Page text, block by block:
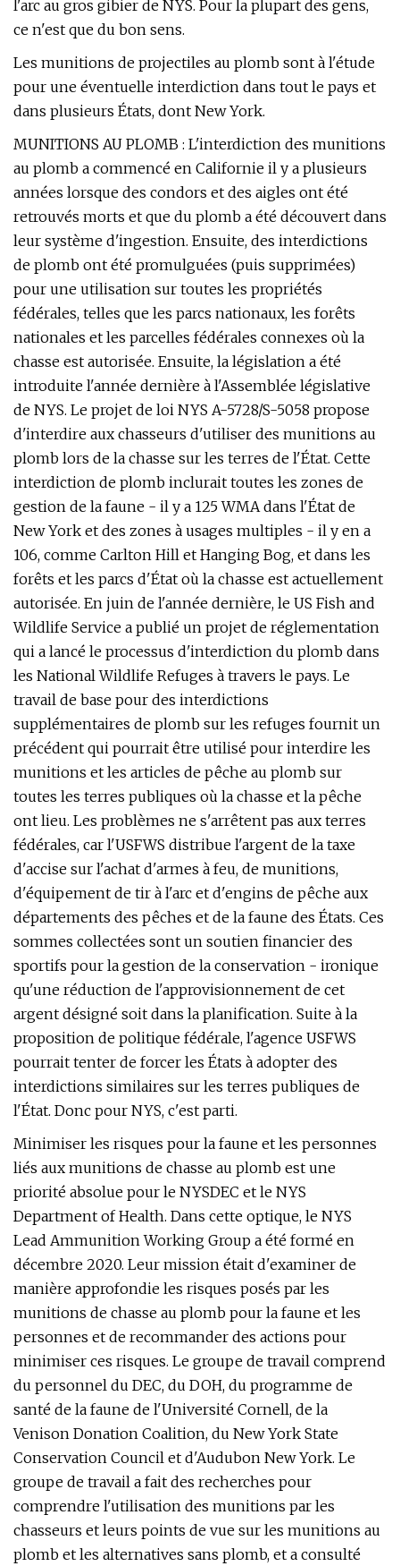
l'arc au gros gibier de NYS. Pour la plupart des gens,
ce n'est que du bon sens.
Les munitions de projectiles au plomb sont à l'étude
pour une éventuelle interdiction dans tout le pays et
dans plusieurs États, dont New York.
MUNITIONS AU PLOMB : L'interdiction des munitions
au plomb a commencé en Californie il y a plusieurs
années lorsque des condors et des aigles ont été
retrouvés morts et que du plomb a été découvert dans
leur système d'ingestion. Ensuite, des interdictions
de plomb ont été promulguées (puis supprimées)
pour une utilisation sur toutes les propriétés
fédérales, telles que les parcs nationaux, les forêts
nationales et les parcelles fédérales connexes où la
chasse est autorisée. Ensuite, la législation a été
introduite l'année dernière à l'Assemblée législative
de NYS. Le projet de loi NYS A-5728/S-5058 propose
d'interdire aux chasseurs d'utiliser des munitions au
plomb lors de la chasse sur les terres de l'État. Cette
interdiction de plomb inclurait toutes les zones de
gestion de la faune - il y a 125 WMA dans l'État de
New York et des zones à usages multiples - il y en a
106, comme Carlton Hill et Hanging Bog, et dans les
forêts et les parcs d'État où la chasse est actuellement
autorisée. En juin de l'année dernière, le US Fish and
Wildlife Service a publié un projet de réglementation
qui a lancé le processus d'interdiction du plomb dans
les National Wildlife Refuges à travers le pays. Le
travail de base pour des interdictions
supplémentaires de plomb sur les refuges fournit un
précédent qui pourrait être utilisé pour interdire les
munitions et les articles de pêche au plomb sur
toutes les terres publiques où la chasse et la pêche
ont lieu. Les problèmes ne s'arrêtent pas aux terres
fédérales, car l'USFWS distribue l'argent de la taxe
d'accise sur l'achat d'armes à feu, de munitions,
d'équipement de tir à l'arc et d'engins de pêche aux
départements des pêches et de la faune des États. Ces
sommes collectées sont un soutien financier des
sportifs pour la gestion de la conservation - ironique
qu'une réduction de l'approvisionnement de cet
argent désigné soit dans la planification. Suite à la
proposition de politique fédérale, l'agence USFWS
pourrait tenter de forcer les États à adopter des
interdictions similaires sur les terres publiques de
l'État. Donc pour NYS, c'est parti.
Minimiser les risques pour la faune et les personnes
liés aux munitions de chasse au plomb est une
priorité absolue pour le NYSDEC et le NYS
Department of Health. Dans cette optique, le NYS
Lead Ammunition Working Group a été formé en
décembre 2020. Leur mission était d'examiner de
manière approfondie les risques posés par les
munitions de chasse au plomb pour la faune et les
personnes et de recommander des actions pour
minimiser ces risques. Le groupe de travail comprend
du personnel du DEC, du DOH, du programme de
santé de la faune de l'Université Cornell, de la
Venison Donation Coalition, du New York State
Conservation Council et d'Audubon New York. Le
groupe de travail a fait des recherches pour
comprendre l'utilisation des munitions par les
chasseurs et leurs points de vue sur les munitions au
plomb et les alternatives sans plomb, et a consulté